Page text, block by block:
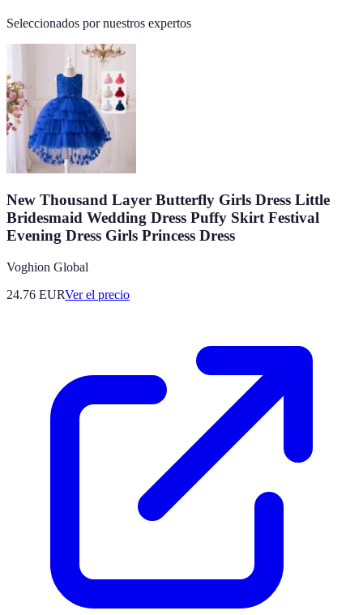
Seleccionados por nuestros expertos
New Thousand Layer Butterfly Girls Dress Little
Bridesmaid Wedding Dress Puffy Skirt Festival
Evening Dress Girls Princess Dress
Voghion Global
24.76 EURVer el precio